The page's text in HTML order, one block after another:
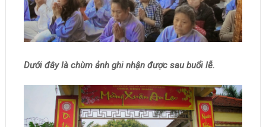
Dưới đây là chùm ảnh ghi nhận được sau buổi lễ.